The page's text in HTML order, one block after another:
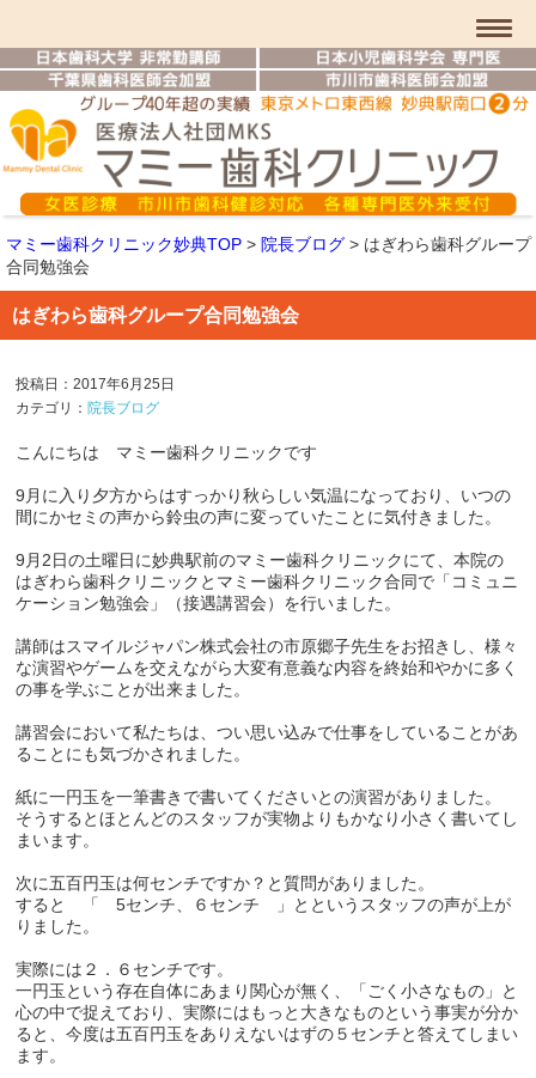
マミー歯科クリニック妙典TOP > 院長ブログ > はぎわら歯科グループ
合同勉強会
はぎわら歯科グループ合同勉強会
投稿日：2017年6月25日
カテゴリ：院長ブログ
こんにちは マミー歯科クリニックです
9月に入り夕方からはすっかり秋らしい気温になっており、いつの
間にかセミの声から鈴虫の声に変っていたことに気付きました。
9月2日の土曜日に妙典駅前のマミー歯科クリニックにて、本院の
はぎわら歯科クリニックとマミー歯科クリニック合同で「コミュニ
ケーション勉強会」（接遇講習会）を行いました。
講師はスマイルジャパン株式会社の市原郷子先生をお招きし、様々
な演習やゲームを交えながら大変有意義な内容を終始和やかに多く
の事を学ぶことが出来ました。
講習会において私たちは、つい思い込みで仕事をしていることがあ
ることにも気づかされました。
紙に一円玉を一筆書きで書いてくださいとの演習がありました。
そうするとほとんどのスタッフが実物よりもかなり小さく書いてし
まいます。
次に五百円玉は何センチですか？と質問がありました。
すると 「 5センチ、６センチ 」とというスタッフの声が上が
りました。
実際には２．６センチです。
一円玉という存在自体にあまり関心が無く、「ごく小さなもの」と
心の中で捉えており、実際にはもっと大きなものという事実が分か
ると、今度は五百円玉をありえないはずの５センチと答えてしまい
ます。